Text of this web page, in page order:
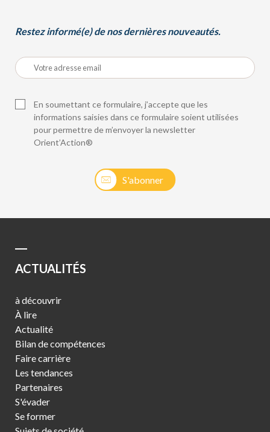
Restez informé(e) de nos dernières nouveautés.
S'abonner
En soumettant ce formulaire, j’accepte que les
informations saisies dans ce formulaire soient utilisées
pour permettre de m’envoyer la newsletter
Orient’Action®
ACTUALITÉS
à découvrir
À lire
Actualité
Bilan de compétences
Faire carrière
Les tendances
Partenaires
S'évader
Se former